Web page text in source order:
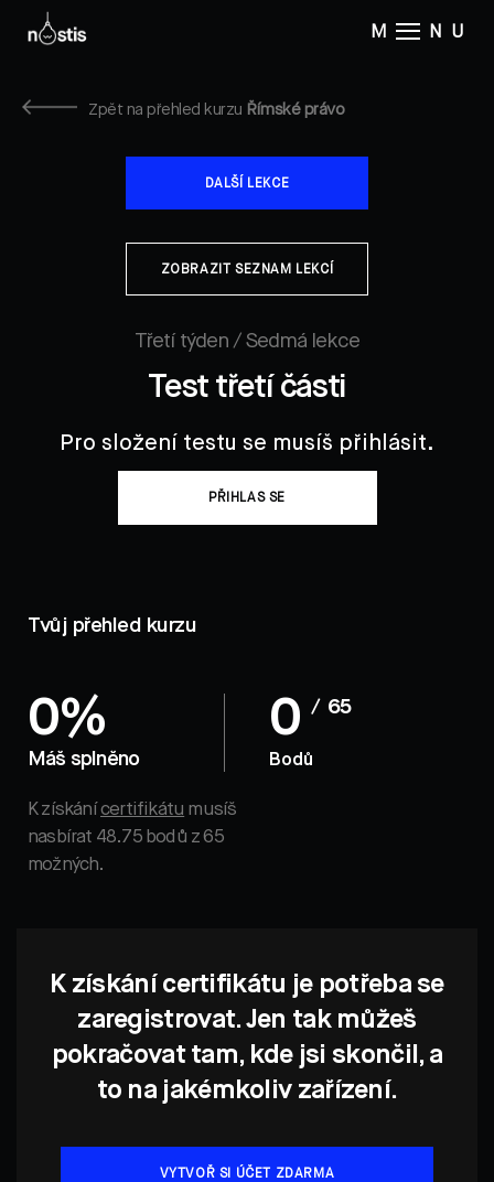
M NU
Zpět na přehled kurzu Římské právo
DALŠÍ LEKCE
ZOBRAZIT SEZNAM LEKCÍ
Třetí týden / Sedmá lekce
Test třetí části
Pro složení testu se musíš přihlásit.
PŘIHLAS SE
Tvůj přehled kurzu
0%
Máš splněno
0 / 65
Bodů
K získánícertifikátu musíš
nasbírat 48.75 bodů z 65
možných.
K získání certifikátu je potřeba se
zaregistrovat. Jen tak můžeš
pokračovat tam, kde jsi skončil, a
to na jakémkoliv zařízení.
VYTVOŘ SI ÚČET ZDARMA